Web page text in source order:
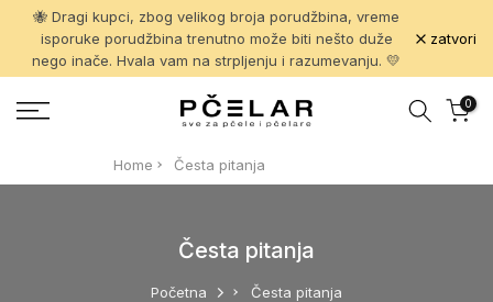
Pređi
sadržaj
🐝 Dragi kupci, zbog velikog broja porudžbina, vreme
isporuke porudžbina trenutno može biti nešto duže
nego inače. Hvala vam na strpljenju i razumevanju. 💛
zatvori
0
Home Česta pitanja
Česta pitanja
Početna Česta pitanja